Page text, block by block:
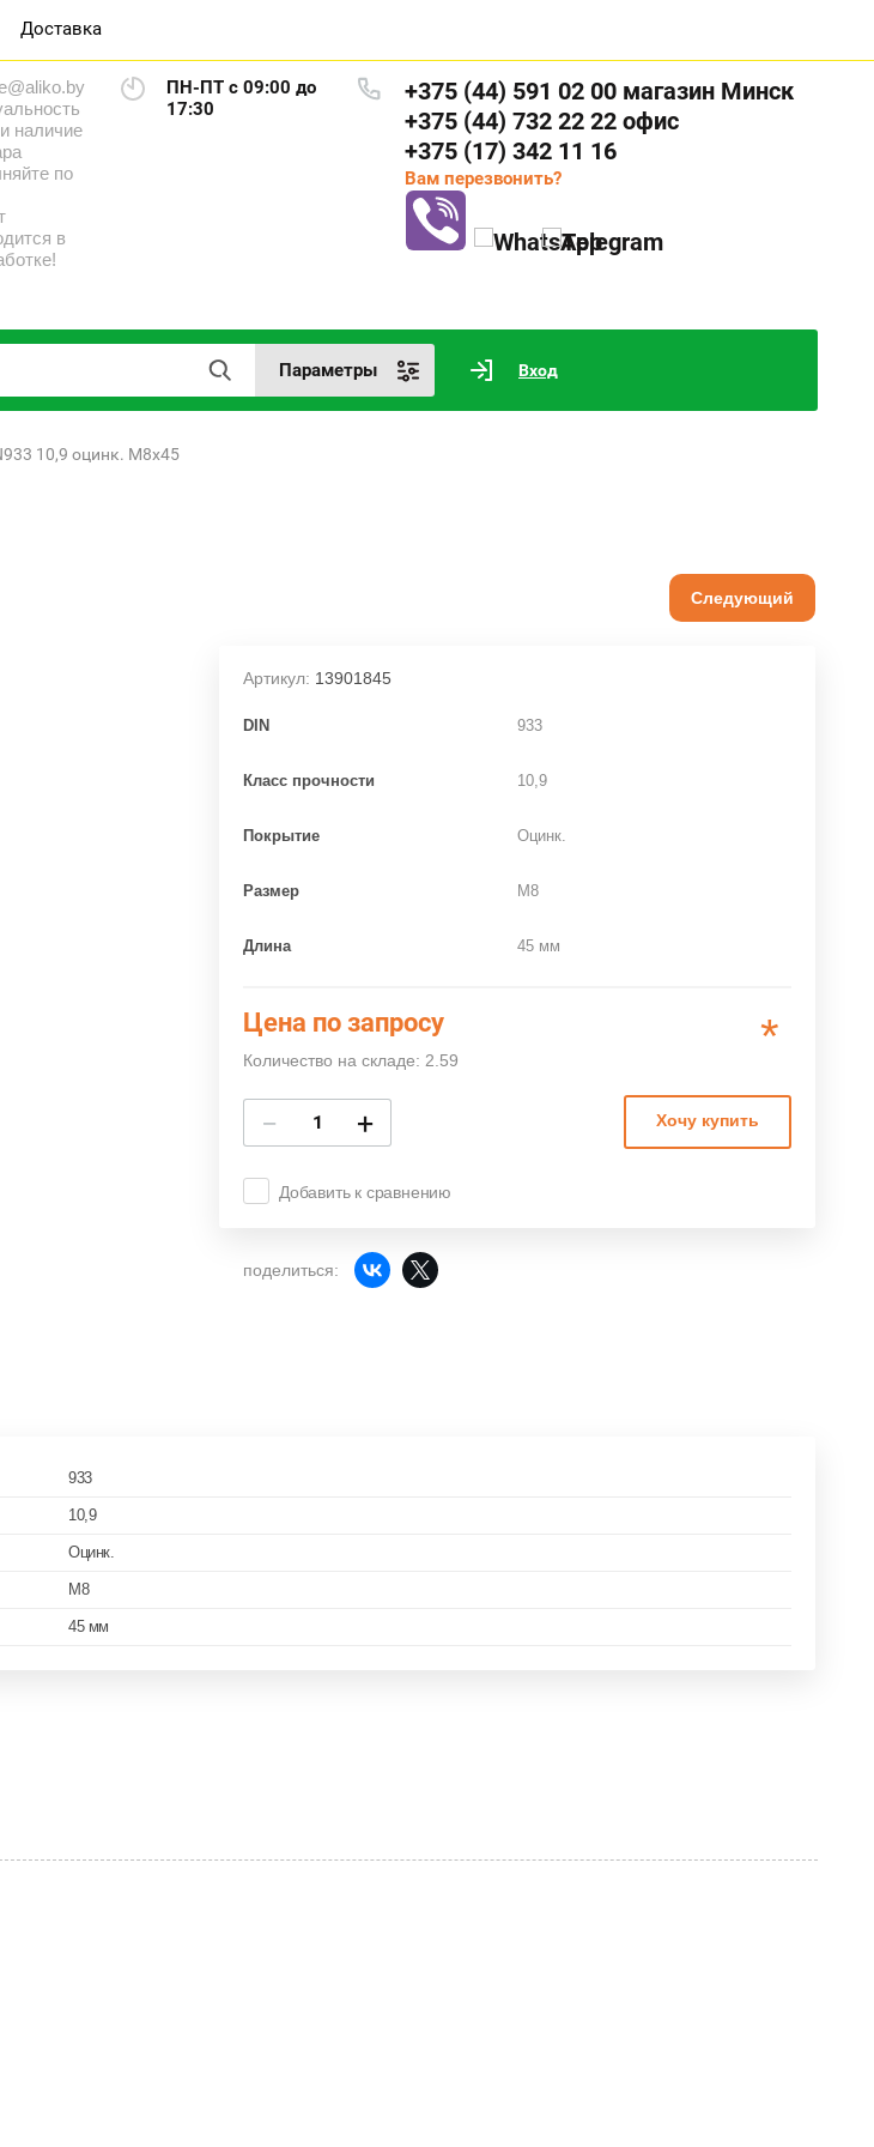
Доставка
наличие
по
в
ПН-ПТ с 09:00 до
17:30
+375 (44) 591 02 00 магазин Минск
+375 (44) 732 22 22 офис
+375 (17) 342 11 16
Вам перезвонить?
Параметры Вход
10,9 оцинк. М8х45
Следующий
Артикул: 13901845
DIN 933
Класс прочности 10,9
Покрытие Оцинк.
Размер M8
Длина 45 мм
Цена по запросу
Количество на складе: 2.59 *
− + Хочу купить
Добавить к сравнению
поделиться:
933
10,9
Оцинк.
M8
45 мм